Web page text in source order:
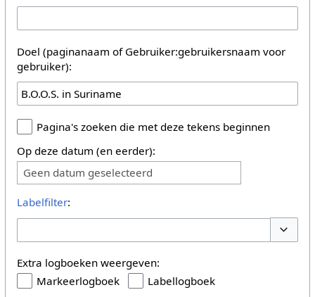
Doel (paginanaam of Gebruiker:gebruikersnaam voor
gebruiker):
Pagina's zoeken die met deze tekens beginnen
Op deze datum (en eerder):
Geen datum geselecteerd
Labelfilter:
Extra logboeken weergeven:
Markeerlogboek
Labellogboek